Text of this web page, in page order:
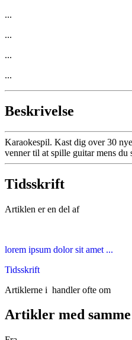
...
...
...
...
Beskrivelse
Karaokespil. Kast dig over 30
venner til at spille guitar mens
Tidsskrift
Artiklen er en del af
lorem ipsum dolor sit amet ...
Tidsskrift
Artiklerne i handler ofte om
Artikler med